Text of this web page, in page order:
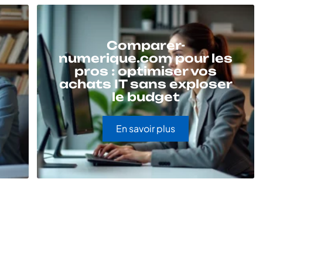
Comparer-
numerique.com pour les
pros : optimiser vos
achats IT sans exploser
le budget
En savoir plus